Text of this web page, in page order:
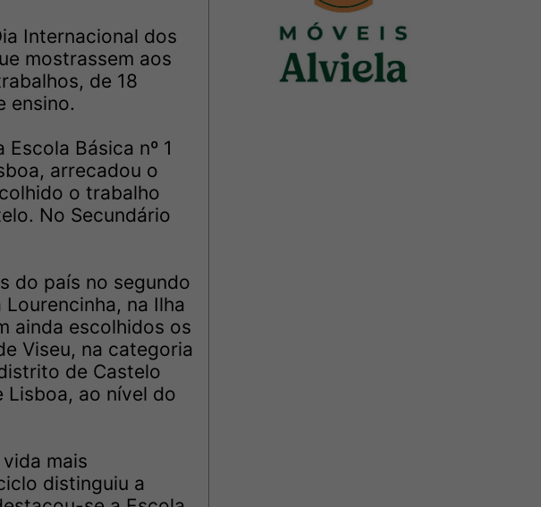
Internacional dos
mostrassem aos
de 18
ensino.
Básica nº 1
arrecadou o
o trabalho
No Secundário
do país no segundo
na Ilha
ainda escolhidos os
Viseu, na categoria
de Castelo
Lisboa, ao nível do
mais
distinguiu a